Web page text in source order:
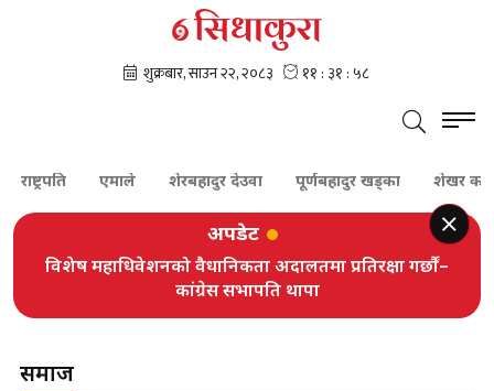
एमाले शेरबहादुर देउवा पूर्णबहादुर खड्का शेखर कोइराला
अपडेट
विशेष महाधिवेशनको वैधानिकता अदालतमा प्रतिरक्षा गर्छौं–
कांग्रेस सभापति थापा
समाज